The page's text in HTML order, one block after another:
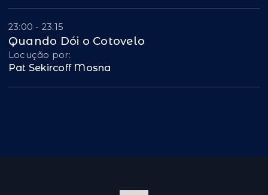
23:00 - 23:15
Quando Dói o Cotovelo
Locução por:
Pat Sekircoff Mosna